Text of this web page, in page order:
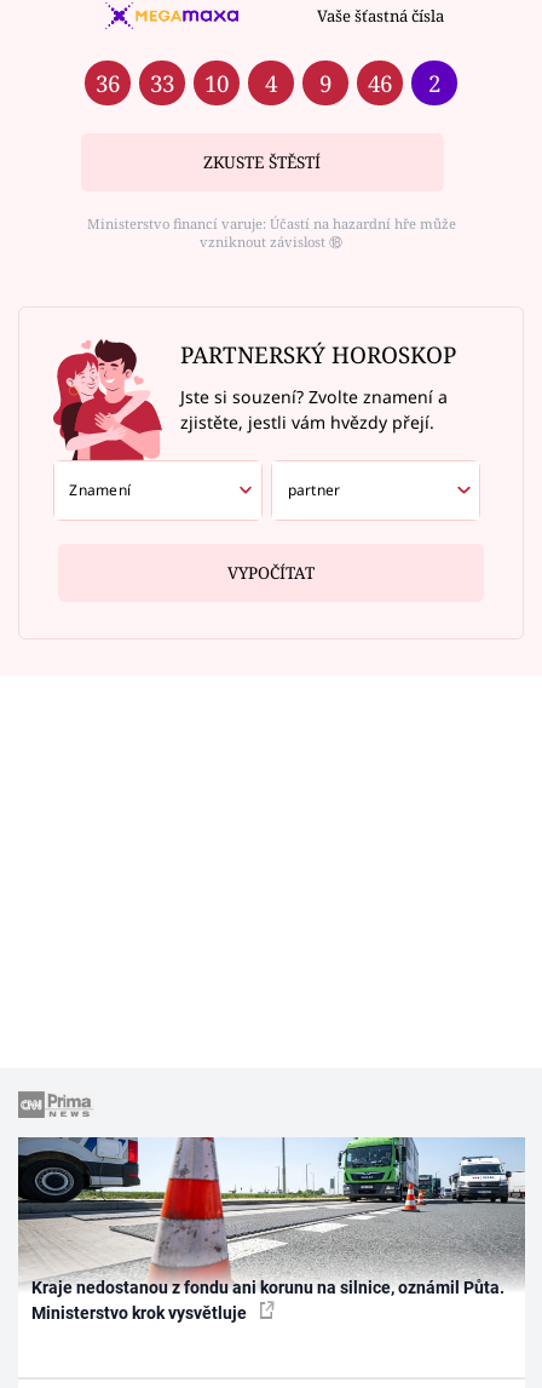
Vaše šťastná čísla
36 33 10 4 9 46 2
ZKUSTE ŠTĚSTÍ
Ministerstvo financí varuje: Účastí na hazardní hře může
vzniknout závislost ⑱
PARTNERSKÝ HOROSKOP
Jste si souzení? Zvolte znamení a
zjistěte, jestli vám hvězdy přejí.
VYPOČÍTAT
Kraje nedostanou z fondu ani korunu na silnice, oznámil Půta.
Ministerstvo krok vysvětluje